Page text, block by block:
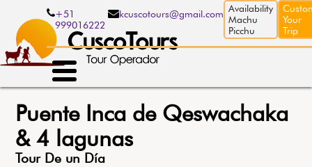
contenido
principal
+51
999016222
kcuscotours@gmail.com Availability
Machu
Picchu
Your
Trip
Puente Inca de Qeswachaka
& 4 lagunas
Tour De un Día